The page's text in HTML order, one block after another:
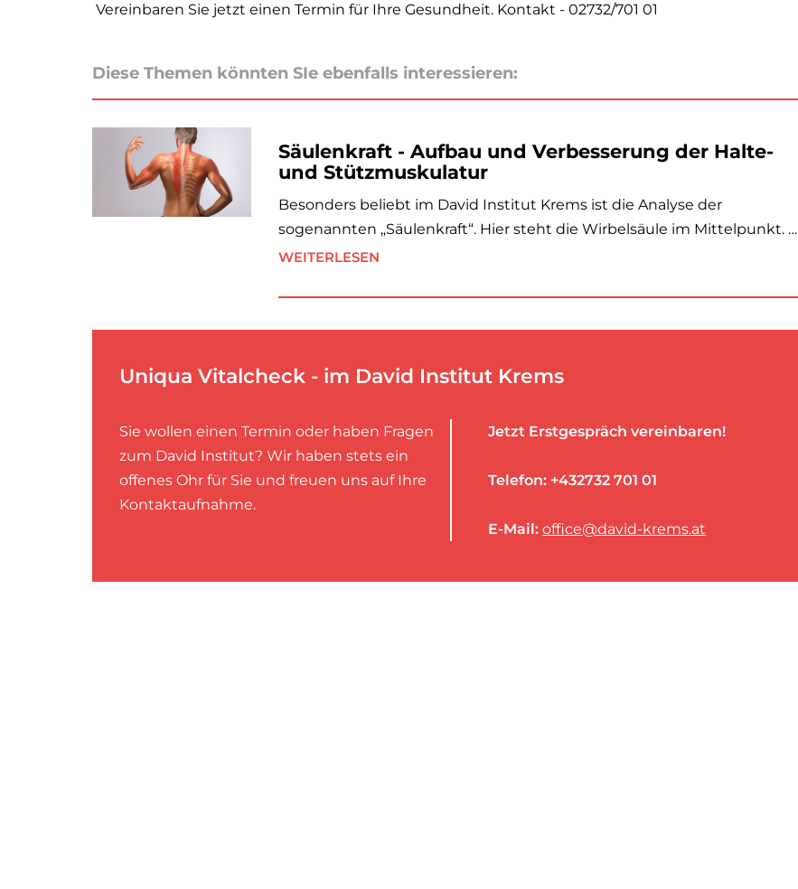
Vereinbaren Sie jetzt einen Termin für Ihre Gesundheit. Kontakt - 02732/701 01
Diese Themen könnten SIe ebenfalls interessieren:
Säulenkraft - Aufbau und Verbesserung der Halte-
und Stützmuskulatur
Besonders beliebt im David Institut Krems ist die Analyse der
sogenannten „Säulenkraft“. Hier steht die Wirbelsäule im Mittelpunkt. …
WEITERLESEN
Uniqua Vitalcheck - im David Institut Krems
Sie wollen einen Termin oder haben Fragen
zum David Institut? Wir haben stets ein
offenes Ohr für Sie und freuen uns auf Ihre
Kontaktaufnahme.
Jetzt Erstgespräch vereinbaren!
Telefon: +432732 701 01
E-Mail:office@david-krems.at